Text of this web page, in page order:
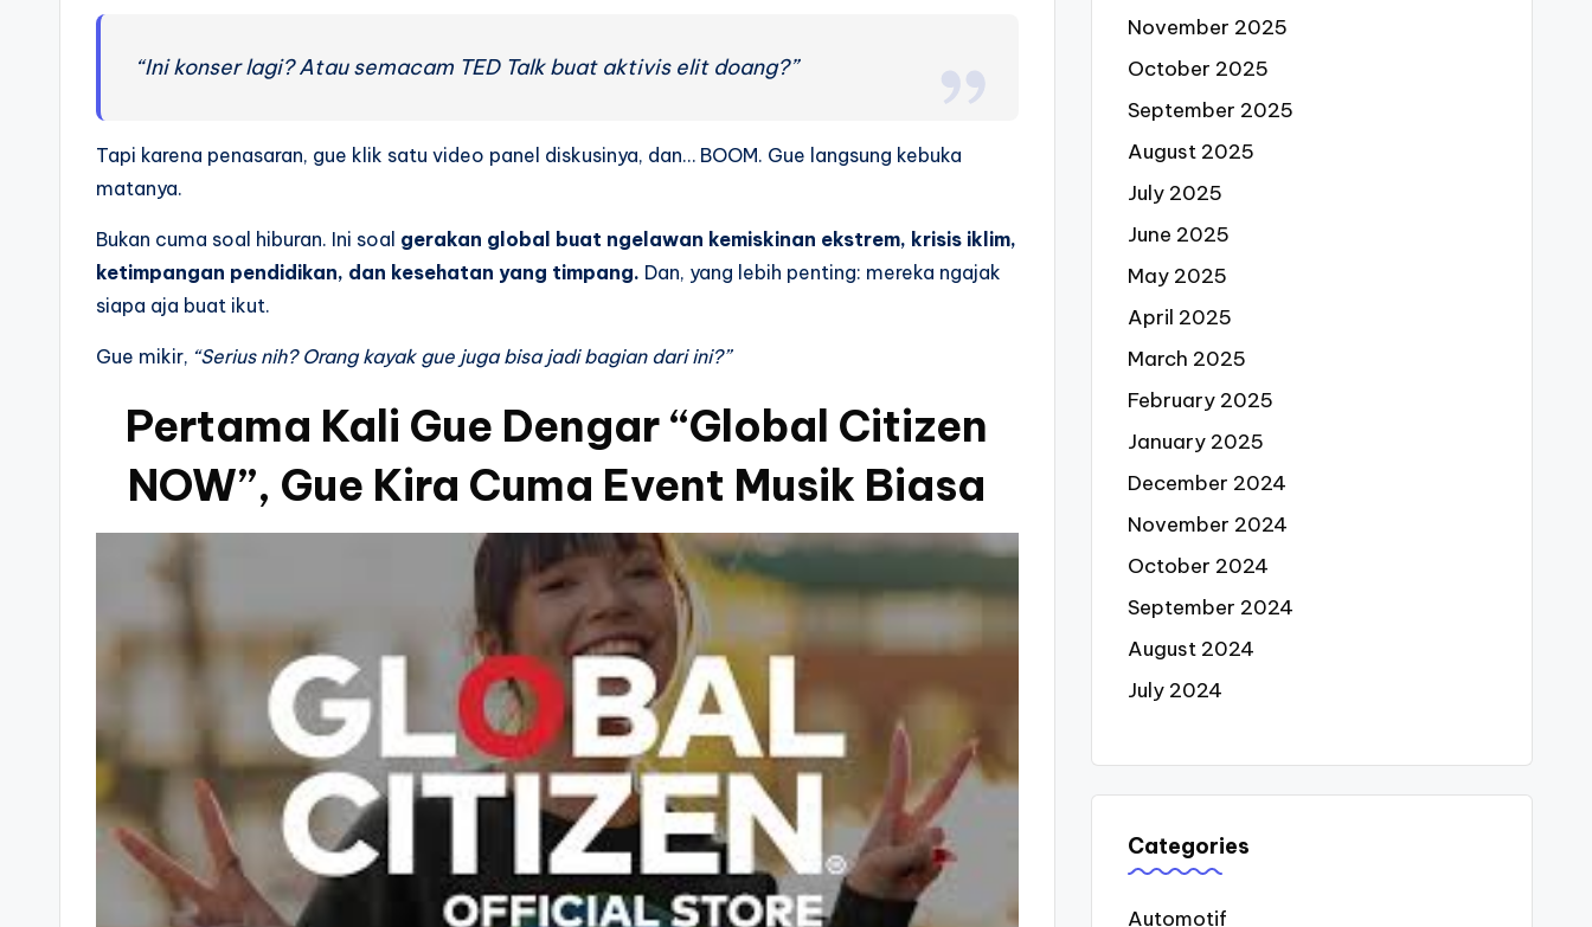
“Ini konser lagi? Atau semacam TED Talk buat aktivis elit doang?”
Tapi karena penasaran, gue klik satu video panel diskusinya, dan… BOOM. Gue langsung kebuka
matanya.
Bukan cuma soal hiburan. Ini soal gerakan global buat ngelawan kemiskinan ekstrem, krisis iklim,
ketimpangan pendidikan, dan kesehatan yang timpang. Dan, yang lebih penting: mereka ngajak
siapa aja buat ikut.
Gue mikir, “Serius nih? Orang kayak gue juga bisa jadi bagian dari ini?”
Pertama Kali Gue Dengar “Global Citizen
NOW”, Gue Kira Cuma Event Musik Biasa
November 2025
October 2025
September 2025
August 2025
July 2025
June 2025
May 2025
April 2025
March 2025
February 2025
January 2025
December 2024
November 2024
October 2024
September 2024
August 2024
July 2024
Categories
Automotif